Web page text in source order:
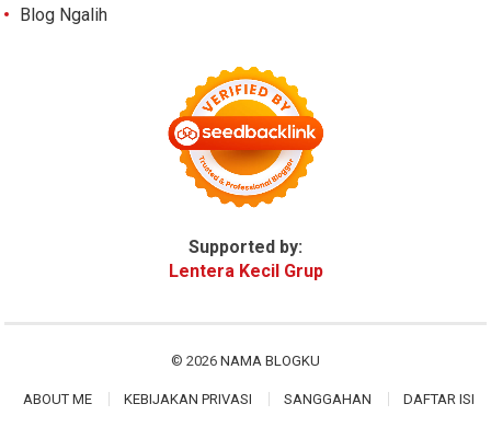
Blog Ngalih
Supported by:
Lentera Kecil Grup
© 2026 NAMA BLOGKU
ABOUT ME KEBIJAKAN PRIVASI SANGGAHAN DAFTAR ISI